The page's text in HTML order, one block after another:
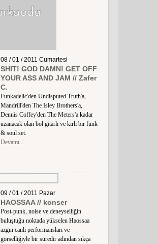
08 / 01 / 2011 Cumartesi
SHIT! GOD DAMN! GET OFF
YOUR ASS AND JAM // Zafer
C.
Funkadelic'den Undisputed Truth'a,
Mandrill'den The Isley Brothers'a,
Dennis Coffey'den The Meters'a kadar
uzanacak olan bol gitarlı ve kirli bir funk
& soul set.
Devamı...
09 / 01 / 2011 Pazar
HAOSSAA // konser
Post-punk, noise ve deneyselliğin
buluştuğu noktada yükselen Haossaa
azgın canlı performansları ve
görselliğiyle bir süredir adından sıkça